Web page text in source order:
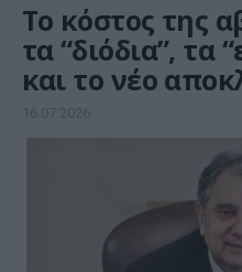
Το κόστος της
τα “διόδια”, τα
και το νέο
Στενών του
16.07.2026